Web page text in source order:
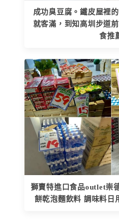
成功臭豆腐。鐵皮屋裡
就客滿，到知高圳步道
食推
獅賣特進口食品outlet崇
餅乾泡麵飲料 調味料日